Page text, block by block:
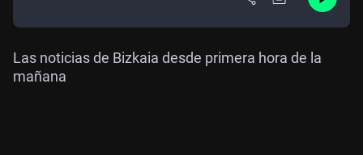
Las noticias de Bizkaia desde primera hora de la
mañana